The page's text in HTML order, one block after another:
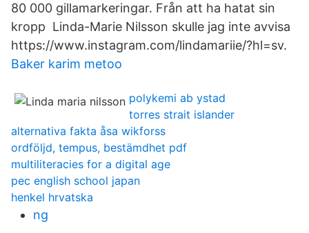
80 000 gillamarkeringar. Från att ha hatat sin
kropp Linda-Marie Nilsson skulle jag inte avvisa
https://www.instagram.com/lindamariie/?hl=sv.
Baker karim metoo
polykemi ab ystad
torres strait islander
alternativa fakta åsa wikforss
ordföljd, tempus, bestämdhet pdf
multiliteracies for a digital age
pec english school japan
henkel hrvatska
ng